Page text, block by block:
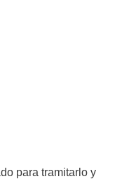
para tramitarlo y